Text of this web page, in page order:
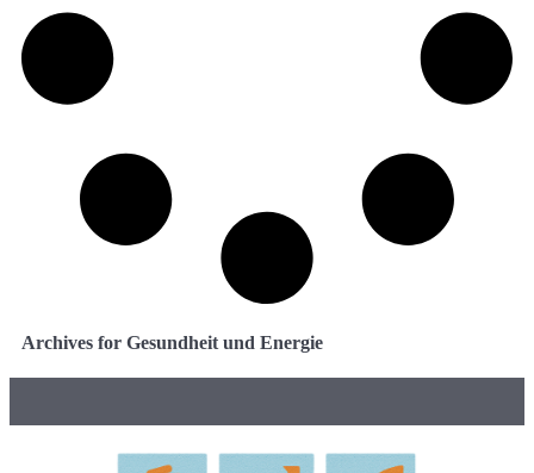
Archives for Gesundheit und Energie